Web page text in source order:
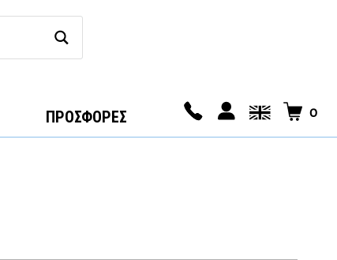
ΠΡΟΣΦΟΡΕΣ 0